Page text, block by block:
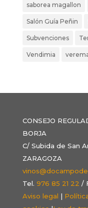
saborea magallon
Salón Guía Peñin
Subvenciones
Vendimia
CONSEJO
BORJA
C/ Subida de San
ZARAGOZA
Tel. 976 85 21 22 /
Aviso legal |